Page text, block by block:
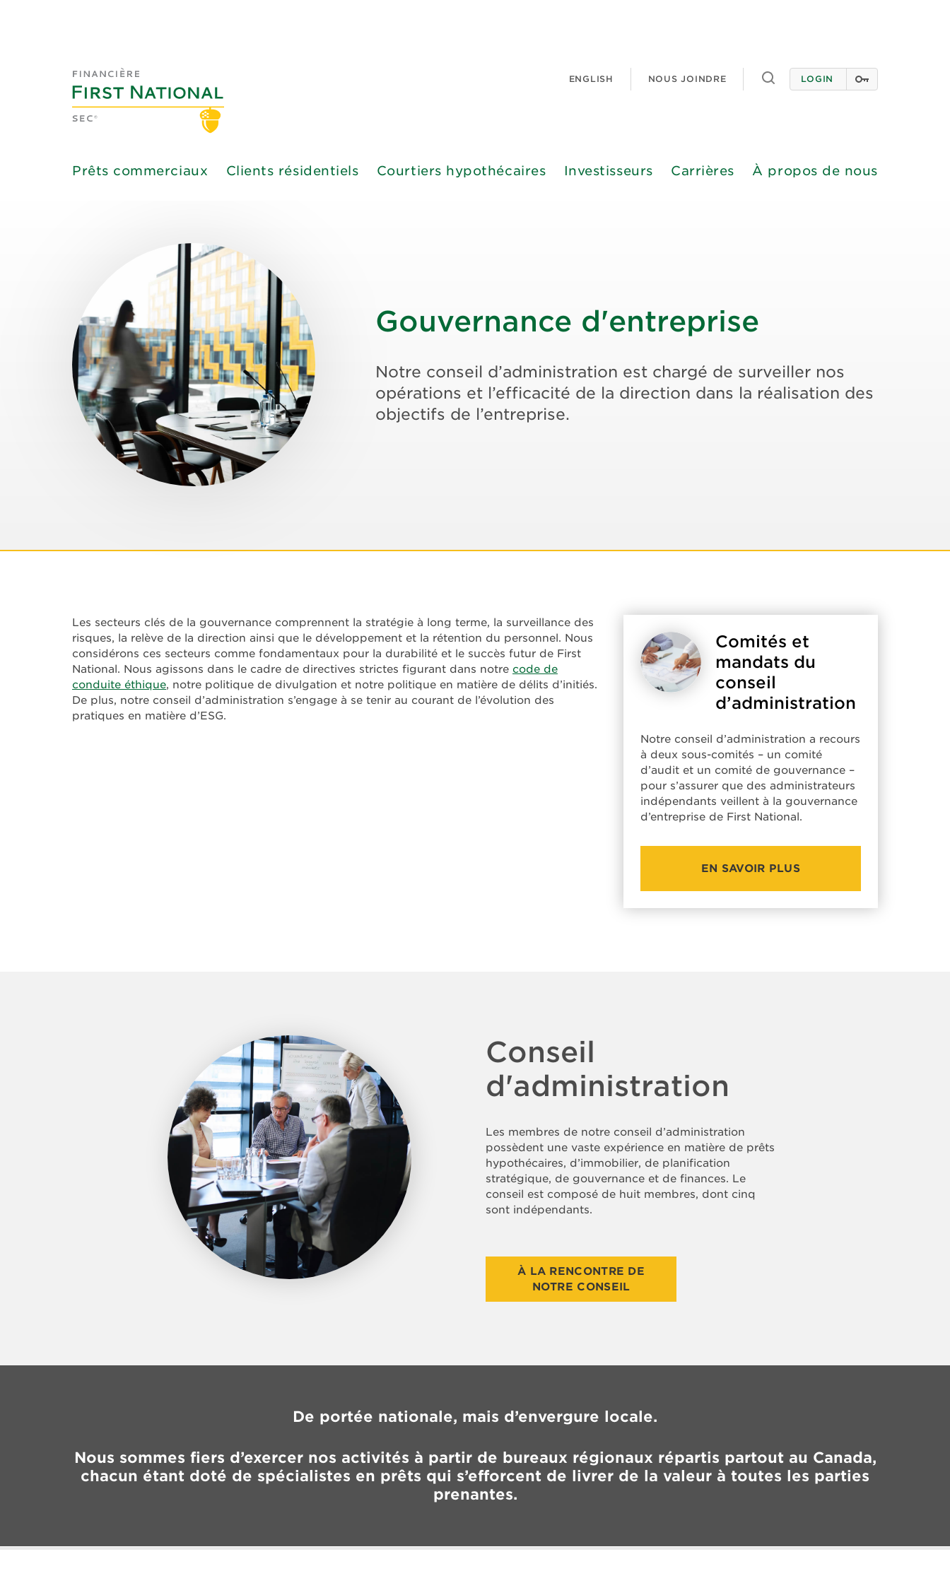
ENGLISH NOUS JOINDRE
Toggle
search
LOGIN
Prêts commerciaux Clients résidentiels Courtiers hypothécaires Investisseurs Carrières À propos de nous
Gouvernance d'entreprise
Notre conseil d’administration est chargé de surveiller nos
opérations et l’efficacité de la direction dans la réalisation des
objectifs de l’entreprise.
Les secteurs clés de la gouvernance comprennent la stratégie à long terme, la surveillance des
risques, la relève de la direction ainsi que le développement et la rétention du personnel. Nous
considérons ces secteurs comme fondamentaux pour la durabilité et le succès futur de First
National. Nous agissons dans le cadre de directives strictes figurant dans notre code de
conduite éthique, notre politique de divulgation et notre politique en matière de délits d’initiés.
De plus, notre conseil d’administration s’engage à se tenir au courant de l’évolution des
pratiques en matière d’ESG.
Comités et
mandats du
conseil
d’administration
Notre conseil d’administration a recours
à deux sous-comités – un comité
d’audit et un comité de gouvernance –
pour s’assurer que des administrateurs
indépendants veillent à la gouvernance
d’entreprise de First National.
COMITÉS
ET
MANDATS
EN SAVOIR PLUS
Conseil
d'administration
Les membres de notre conseil d’administration
possèdent une vaste expérience en matière de prêts
hypothécaires, d’immobilier, de planification
stratégique, de gouvernance et de finances. Le
conseil est composé de huit membres, dont cinq
sont indépendants.
À LA RENCONTRE DE
NOTRE CONSEIL
De portée nationale, mais d’envergure locale.
Nous sommes fiers d’exercer nos activités à partir de bureaux régionaux répartis partout au Canada,
chacun étant doté de spécialistes en prêts qui s’efforcent de livrer de la valeur à toutes les parties
prenantes.